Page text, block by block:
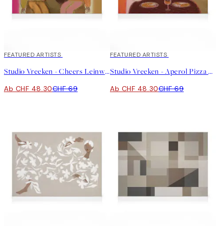
30%*
FEATURED ARTISTS
Studio Vreeken - Cheers Leinwand
Ab CHF 48.30CHF 69
30%*
FEATURED ARTISTS
Studio Vreeken - Aperol Pizza Party Leinwand
Ab CHF 48.30CHF 69